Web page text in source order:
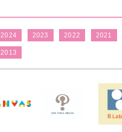
2024 2023 2022 2021
2013